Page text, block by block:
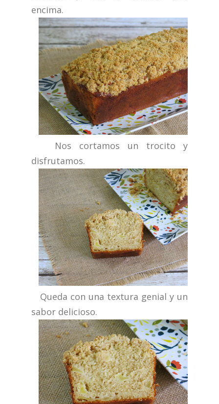
encima.
Nos cortamos un trocito y
disfrutamos.
Queda con una textura genial y un
sabor delicioso.